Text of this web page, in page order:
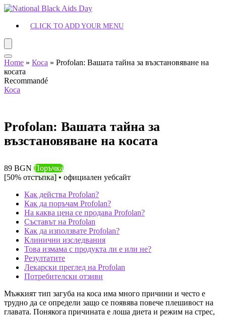
CLICK TO ADD YOUR MENU
Home » Коса » Profolan: Вашата тайна за възстановяване на
косата
Recommandé
Коса
Profolan: Вашата тайна за
възстановяване на косата
89 BGN Поръчка
[50% отстъпка] • официален уебсайт
Как действа Profolan?
Как да поръчам Profolan?
На каква цена се продава Profolan?
Съставът на Profolan
Как да използвате Profolan?
Клинични изследвания
Това измама с продукта ли е или не?
Резултатите
Лекарски преглед на Profolan
Потребителски отзиви
Мъжкият тип загуба на коса има много причини и често е
трудно да се определи защо се появява повече плешивост на
главата. Понякога причината е лоша диета и режим на стрес,